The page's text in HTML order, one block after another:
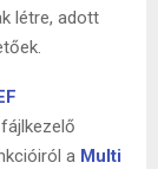
létre, adott
a Multi